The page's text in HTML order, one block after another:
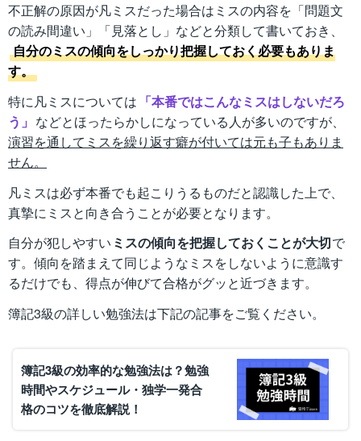
不正解の原因が凡ミスだった場合はミスの内容を「問題文
の読み間違い」「見落とし」などと分類して書いておき、
自分のミスの傾向をしっかり把握しておく必要もありま
す。
特に凡ミスについては 「本番ではこんなミスはしないだろ
う」 などとほったらかしになっている人が多いのですが、
演習を通してミスを繰り返す癖が付いては元も子もありま
せん。
凡ミスは必ず本番でも起こりうるものだと認識した上で、
真摯にミスと向き合うことが必要となります。
自分が犯しやすい ミスの傾向を把握しておくことが大切で
す。傾向を踏まえて同じようなミスをしないように意識す
るだけでも、得点が伸びて合格がグッと近づきます。
簿記3級の詳しい勉強法は下記の記事をご覧ください。
簿記3級の効率的な勉強法は？勉強
時間やスケジュール・独学一発合
格のコツを徹底解説！